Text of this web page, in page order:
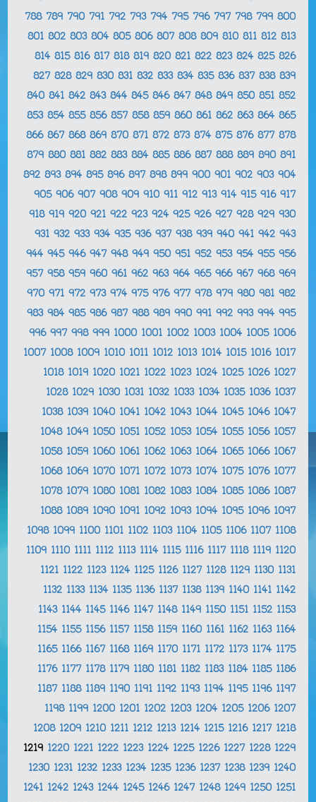
788 789 790 791 792 793 794 795 796 797 798 799 800
801 802 803 804 805 806 807 808 809 810 811 812 813
814 815 816 817 818 819 820 821 822 823 824 825 826
827 828 829 830 831 832 833 834 835 836 837 838 839
840 841 842 843 844 845 846 847 848 849 850 851 852
853 854 855 856 857 858 859 860 861 862 863 864 865
866 867 868 869 870 871 872 873 874 875 876 877 878
879 880 881 882 883 884 885 886 887 888 889 890 891
892 893 894 895 896 897 898 899 900 901 902 903 904
905 906 907 908 909 910 911 912 913 914 915 916 917
918 919 920 921 922 923 924 925 926 927 928 929 930
931 932 933 934 935 936 937 938 939 940 941 942 943
944 945 946 947 948 949 950 951 952 953 954 955 956
957 958 959 960 961 962 963 964 965 966 967 968 969
970 971 972 973 974 975 976 977 978 979 980 981 982
983 984 985 986 987 988 989 990 991 992 993 994 995
996 997 998 999 1000 1001 1002 1003 1004 1005 1006
1007 1008 1009 1010 1011 1012 1013 1014 1015 1016 1017
1018 1019 1020 1021 1022 1023 1024 1025 1026 1027
1028 1029 1030 1031 1032 1033 1034 1035 1036 1037
1038 1039 1040 1041 1042 1043 1044 1045 1046 1047
1048 1049 1050 1051 1052 1053 1054 1055 1056 1057
1058 1059 1060 1061 1062 1063 1064 1065 1066 1067
1068 1069 1070 1071 1072 1073 1074 1075 1076 1077
1078 1079 1080 1081 1082 1083 1084 1085 1086 1087
1088 1089 1090 1091 1092 1093 1094 1095 1096 1097
1098 1099 1100 1101 1102 1103 1104 1105 1106 1107 1108
1109 1110 1111 1112 1113 1114 1115 1116 1117 1118 1119 1120
1121 1122 1123 1124 1125 1126 1127 1128 1129 1130 1131
1132 1133 1134 1135 1136 1137 1138 1139 1140 1141 1142
1143 1144 1145 1146 1147 1148 1149 1150 1151 1152 1153
1154 1155 1156 1157 1158 1159 1160 1161 1162 1163 1164
1165 1166 1167 1168 1169 1170 1171 1172 1173 1174 1175
1176 1177 1178 1179 1180 1181 1182 1183 1184 1185 1186
1187 1188 1189 1190 1191 1192 1193 1194 1195 1196 1197
1198 1199 1200 1201 1202 1203 1204 1205 1206 1207
1208 1209 1210 1211 1212 1213 1214 1215 1216 1217 1218
1219 1220 1221 1222 1223 1224 1225 1226 1227 1228 1229
1230 1231 1232 1233 1234 1235 1236 1237 1238 1239 1240
1241 1242 1243 1244 1245 1246 1247 1248 1249 1250 1251